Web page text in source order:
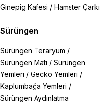
Ginepig Kafesi / Hamster Çarkı
Sürüngen
Sürüngen Teraryum /
Sürüngen Matı / Sürüngen
Yemleri / Gecko Yemleri /
Kaplumbağa Yemleri /
Sürüngen Aydınlatma